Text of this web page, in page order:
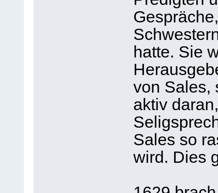
hatte. Sie
von Sales,
aktiv
Sales so
wird. Dies